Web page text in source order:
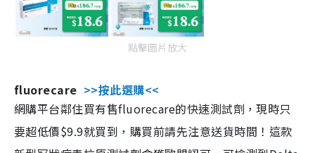
點擊圖片放大
fluorecare >>按此選購<<
網購平台鄰住買有售fluorecare的快速測試劑，現時只
要超低價$9.9就買到，購買前請先注意送貨時間！這款